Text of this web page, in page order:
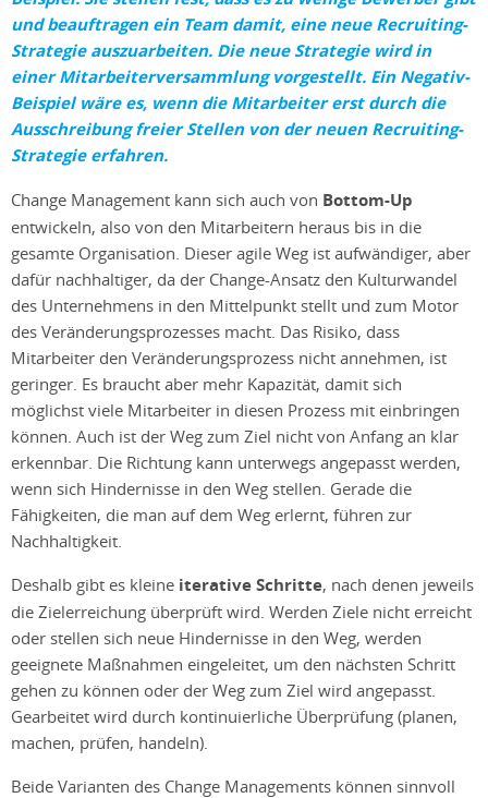
und beauftragen ein Team damit, eine neue Recruiting-
Strategie auszuarbeiten. Die neue Strategie wird in
einer Mitarbeiterversammlung vorgestellt. Ein Negativ-
Beispiel wäre es, wenn die Mitarbeiter erst durch die
Ausschreibung freier Stellen von der neuen Recruiting-
Strategie erfahren.
Change Management kann sich auch von Bottom-Up
entwickeln, also von den Mitarbeitern heraus bis in die
gesamte Organisation. Dieser agile Weg ist aufwändiger, aber
dafür nachhaltiger, da der Change-Ansatz den Kulturwandel
des Unternehmens in den Mittelpunkt stellt und zum Motor
des Veränderungsprozesses macht. Das Risiko, dass
Mitarbeiter den Veränderungsprozess nicht annehmen, ist
geringer. Es braucht aber mehr Kapazität, damit sich
möglichst viele Mitarbeiter in diesen Prozess mit einbringen
können. Auch ist der Weg zum Ziel nicht von Anfang an klar
erkennbar. Die Richtung kann unterwegs angepasst werden,
wenn sich Hindernisse in den Weg stellen. Gerade die
Fähigkeiten, die man auf dem Weg erlernt, führen zur
Nachhaltigkeit.
Deshalb gibt es kleine iterative Schritte, nach denen jeweils
die Zielerreichung überprüft wird. Werden Ziele nicht erreicht
oder stellen sich neue Hindernisse in den Weg, werden
geeignete Maßnahmen eingeleitet, um den nächsten Schritt
gehen zu können oder der Weg zum Ziel wird angepasst.
Gearbeitet wird durch kontinuierliche Überprüfung (planen,
machen, prüfen, handeln).
Beide Varianten des Change Managements können sinnvoll